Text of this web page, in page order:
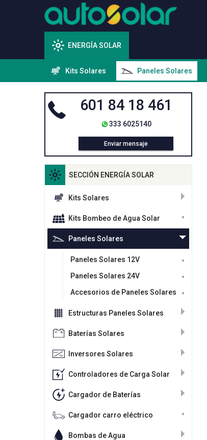
ENERGÍA SOLAR
Kits Solares Paneles Solares
601 84 18 461
333 6025140
Enviar mensaje
SECCIÓN ENERGÍA SOLAR
Kits Solares
Kits Bombeo de Agua Solar
Paneles Solares
Paneles Solares 12V
Paneles Solares 24V
Accesorios de Paneles Solares
Estructuras Paneles Solares
Baterías Solares
Inversores Solares
Controladores de Carga Solar
Cargador de Baterías
Cargador carro eléctrico
Bombas de Agua